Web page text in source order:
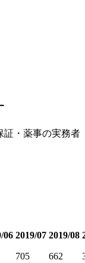
証・薬事の実務者
06 2019/07 2019/08
705 662